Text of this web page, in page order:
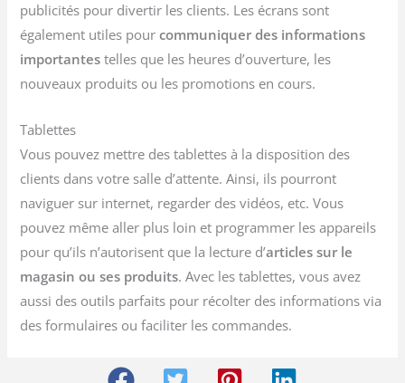
publicités pour divertir les clients. Les écrans sont
également utiles pourcommuniquer des informations
importantes telles que les heures d’ouverture, les
nouveaux produits ou les promotions en cours.
Tablettes
Vous pouvez mettre des tablettes à la disposition des
clients dans votre salle d’attente. Ainsi, ils pourront
naviguer sur internet, regarder des vidéos, etc. Vous
pouvez même aller plus loin et programmer les appareils
pour qu’ils n’autorisent que la lecture d’articles sur le
magasin ou ses produits. Avec les tablettes, vous avez
aussi des outils parfaits pour récolter des informations via
des formulaires ou faciliter les commandes.